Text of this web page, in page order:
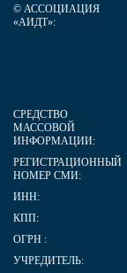
© АССОЦИАЦИЯ
«АИДТ»:
СРЕДСТВО
МАССОВОЙ
ИНФОРМАЦИИ:
РЕГИСТРАЦИОННЫЙ
НОМЕР СМИ:
ИНН:
КПП:
ОГРН :
УЧРЕДИТЕЛЬ: